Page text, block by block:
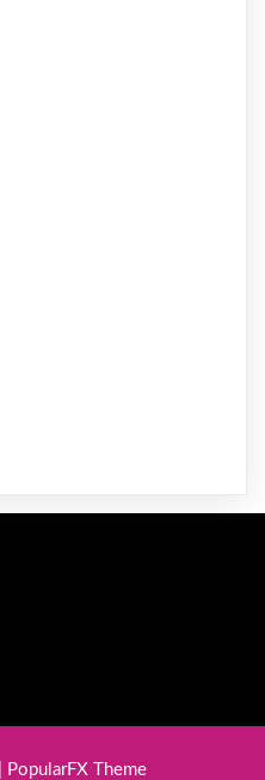
PopularFX Theme